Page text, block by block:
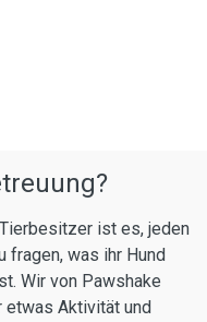
ist es, jeden
fragen, was ihr Hund
Wir von Pawshake
etwas Aktivität und